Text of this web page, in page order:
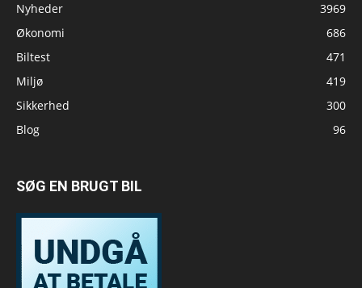
Nyheder
3969
Økonomi
686
Biltest
471
Miljø
419
Sikkerhed
300
Blog
96
SØG EN BRUGT BIL